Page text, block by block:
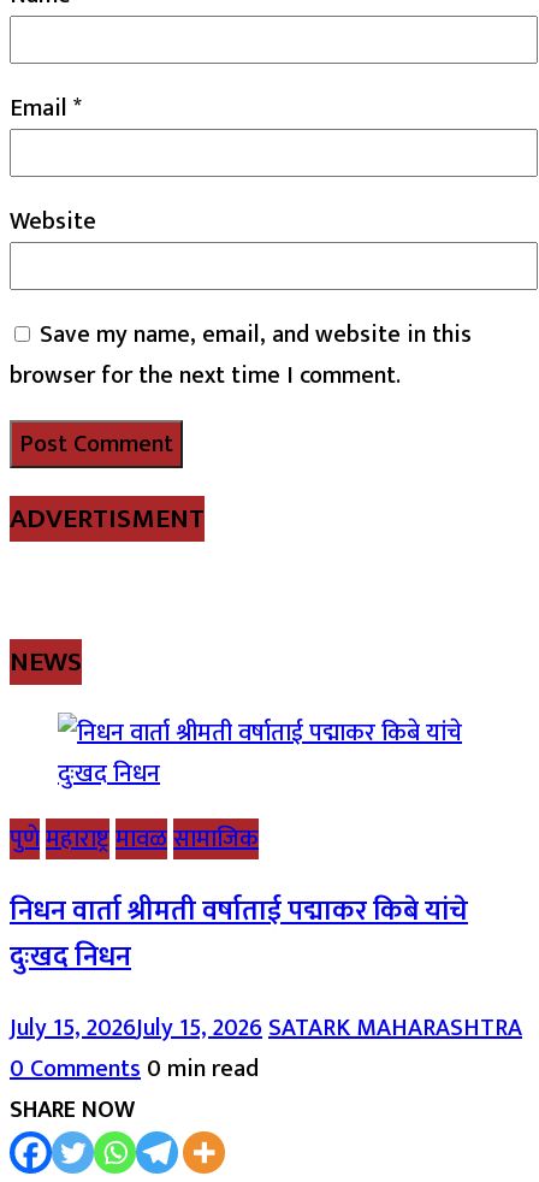
Email*
Website
Save my name, email, and website in this
browser for the next time I comment.
ADVERTISMENT
NEWS
पुणेमहाराष्ट्रमावळसामाजिक
निधन वार्ता श्रीमती वर्षाताई पद्माकर किबे यांचे
दुःखद निधन
July 15, 2026July 15, 2026SATARK MAHARASHTRA
0 Comments0 min read
SHARE NOW